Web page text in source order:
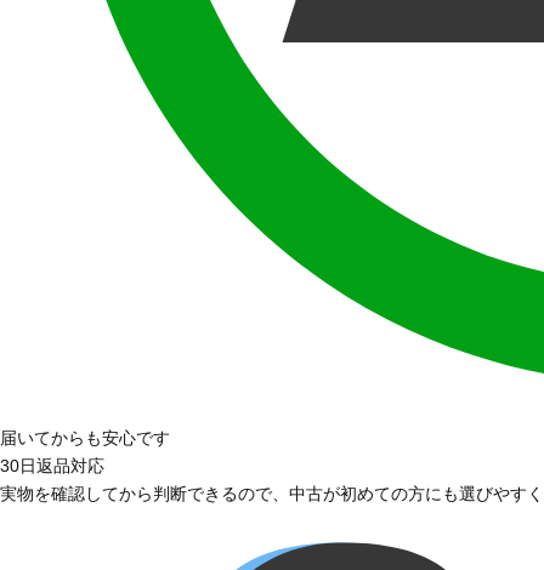
届いてからも安心です
30日返品対応
実物を確認してから判断できるので、中古が初めての方にも選びやす